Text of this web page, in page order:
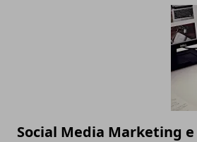
Social Media Marketing